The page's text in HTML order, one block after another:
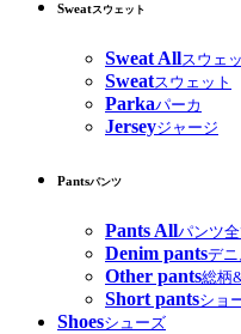
Sweatスウェット
Sweat Allスウェ
Sweatスウェット
Parkaパーカ
Jerseyジャージ
Pantsパンツ
Pants Allパンツ
Denim pantsデ
Other pants総柄
Short pantsショ
Shoesシューズ